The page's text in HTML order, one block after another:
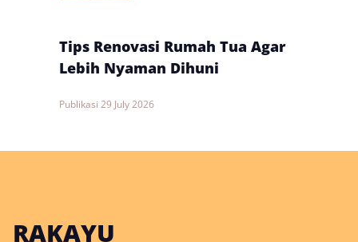
Tips Renovasi Rumah Tua Agar
Lebih Nyaman Dihuni
Publikasi 29 July 2026
RAKAYU